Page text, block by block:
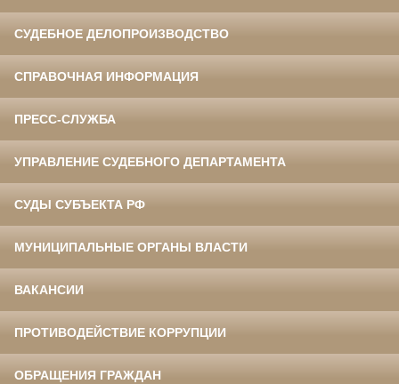
СУДЕБНОЕ ДЕЛОПРОИЗВОДСТВО
СПРАВОЧНАЯ ИНФОРМАЦИЯ
ПРЕСС-СЛУЖБА
УПРАВЛЕНИЕ СУДЕБНОГО ДЕПАРТАМЕНТА
СУДЫ СУБЪЕКТА РФ
МУНИЦИПАЛЬНЫЕ ОРГАНЫ ВЛАСТИ
ВАКАНСИИ
ПРОТИВОДЕЙСТВИЕ КОРРУПЦИИ
ОБРАЩЕНИЯ ГРАЖДАН